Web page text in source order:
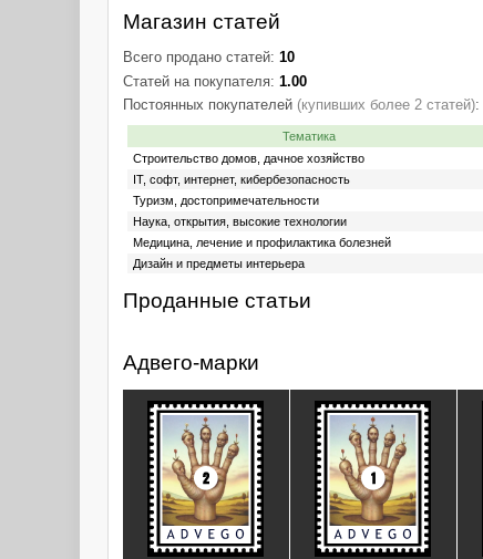
Магазин статей
Всего продано статей: 10
Статей на покупателя: 1.00
Постоянных покупателей (купивших более 2 статей):
Тематика
Строительство домов, дачное хозяйство
IT, софт, интернет, кибербезопасность
Туризм, достопримечательности
Наука, открытия, высокие технологии
Медицина, лечение и профилактика болезней
Дизайн и предметы интерьера
Проданные статьи
Адвего-марки